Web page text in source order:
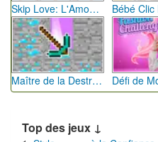
Skip Love: L'Amour en Péril
Maître de la Destruction: Fusion de Pioches
Top des jeux ↓